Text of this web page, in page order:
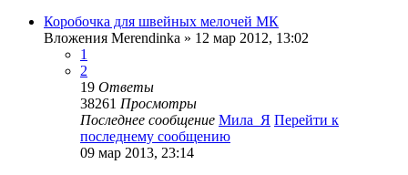
Коробочка для швейных мелочей МК
Вложения Merendinka » 12 мар 2012, 13:02
1
2
19 Ответы
38261 Просмотры
Последнее сообщение Мила_Я Перейти к
последнему сообщению
09 мар 2013, 23:14